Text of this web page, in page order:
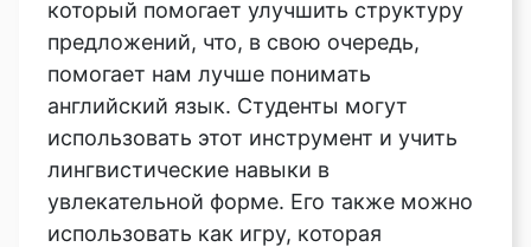
который помогает улучшить структуру
предложений, что, в свою очередь,
помогает нам лучше понимать
английский язык. Студенты могут
использовать этот инструмент и учить
лингвистические навыки в
увлекательной форме. Его также можно
использовать как игру, которая